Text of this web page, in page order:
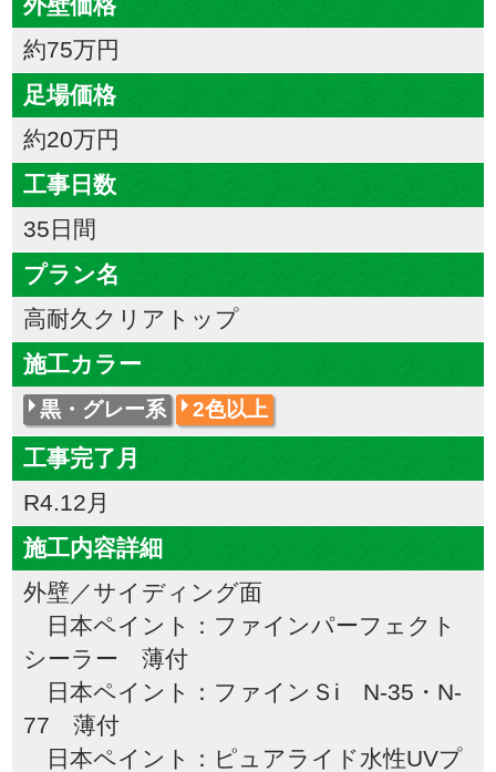
約75万円
足場価格
約20万円
工事日数
35日間
プラン名
高耐久クリアトップ
施工カラー
黒・グレー系 2色以上
工事完了月
R4.12月
施工内容詳細
外壁／サイディング面
日本ペイント：ファインパーフェクト
シーラー 薄付
日本ペイント：ファインＳi N-35・N-
77 薄付
日本ペイント：ピュアライド水性UVプ